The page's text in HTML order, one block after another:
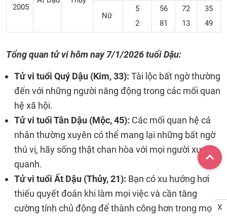
2005
Nữ
5
2
56
81
72
13
35
49
Tổng quan tử vi hôm nay7/1/2026 tuổi Dậu:
Tử vi tuổi Quý Dậu (Kim, 33): Tài lộc bất ngờ thường
đến với những người năng động trong các mối quan
hệ xã hội.
Tử vi tuổi Tân Dậu (Mộc, 45): Các mối quan hệ cá
nhân thường xuyên có thể mang lại những bất ngờ
thú vị, hãy sống thật chan hòa với mọi người xung
quanh.
Tử vi tuổi Ất Dậu (Thủy, 21): Bạn có xu hướng hơi
thiếu quyết đoán khi làm mọi việc và cần tăng
cường tính chủ động để thành công hơn trong mọi
X